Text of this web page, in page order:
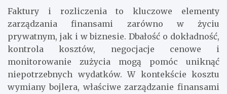
Faktury i rozliczenia to kluczowe elementy
zarządzania finansami zarówno w życiu
prywatnym, jak i w biznesie. Dbałość o dokładność,
kontrola kosztów, negocjacje cenowe i
monitorowanie zużycia mogą pomóc uniknąć
niepotrzebnych wydatków. W kontekście kosztu
wymiany bojlera, właściwe zarządzanie finansami